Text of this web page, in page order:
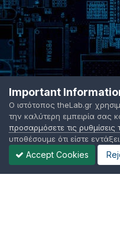
Important
Ο ιστότοπος theLab.gr
την καλύτερη εμπειρία σας
προσαρμόσετε τις
υποθέσουμε ότι είστε
Accept Cookies